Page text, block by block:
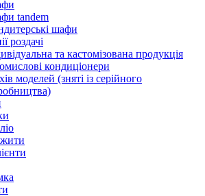
tandem
шафи
роздачі
та кастомізована продукція
кондиціонери
моделей (зняті із серійного